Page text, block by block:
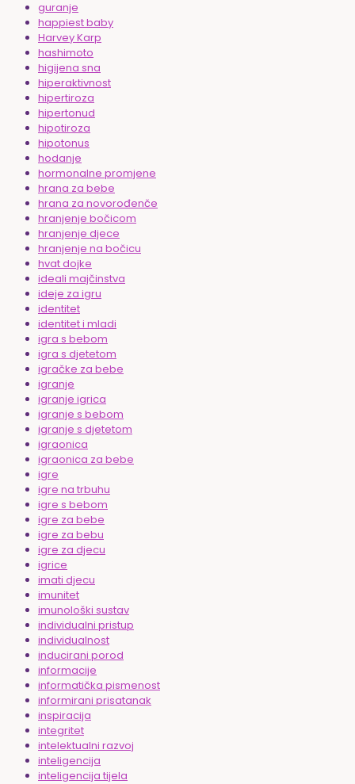
guranje
happiest baby
Harvey Karp
hashimoto
higijena sna
hiperaktivnost
hipertiroza
hipertonud
hipotiroza
hipotonus
hodanje
hormonalne promjene
hrana za bebe
hrana za novorođenče
hranjenje bočicom
hranjenje djece
hranjenje na bočicu
hvat dojke
ideali majčinstva
ideje za igru
identitet
identitet i mladi
igra s bebom
igra s djetetom
igračke za bebe
igranje
igranje igrica
igranje s bebom
igranje s djetetom
igraonica
igraonica za bebe
igre
igre na trbuhu
igre s bebom
igre za bebe
igre za bebu
igre za djecu
igrice
imati djecu
imunitet
imunološki sustav
individualni pristup
individualnost
inducirani porod
informacije
informatička pismenost
informirani prisatanak
inspiracija
integritet
intelektualni razvoj
inteligencija
inteligencija tijela